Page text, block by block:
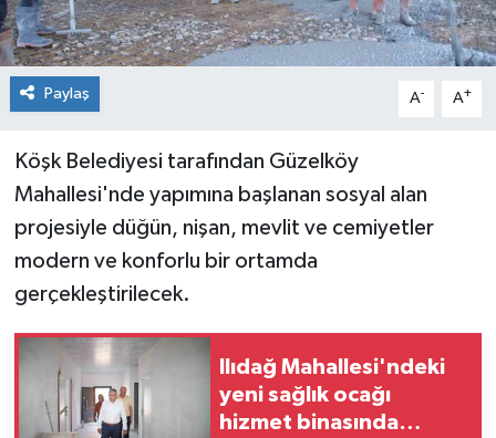
Paylaş A- A+
Köşk Belediyesi tarafından Güzelköy
Mahallesi'nde yapımına başlanan sosyal alan
projesiyle düğün, nişan, mevlit ve cemiyetler
modern ve konforlu bir ortamda
gerçekleştirilecek.
Ilıdağ Mahallesi'ndeki
yeni sağlık ocağı
hizmet binasında